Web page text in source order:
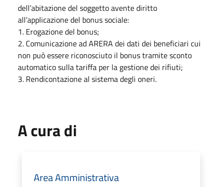
dell’abitazione del soggetto avente diritto
all’applicazione del bonus sociale:
1. Erogazione del bonus;
2. Comunicazione ad ARERA dei dati dei beneficiari cui
non può essere riconosciuto il bonus tramite sconto
automatico sulla tariffa per la gestione dei rifiuti;
3. Rendicontazione al sistema degli oneri.
A cura di
Area Amministrativa